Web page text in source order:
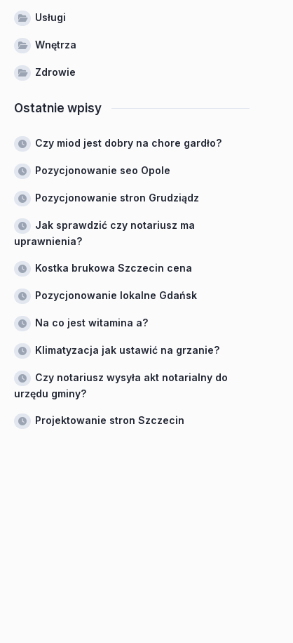
Usługi
Wnętrza
Zdrowie
Ostatnie wpisy
Czy miod jest dobry na chore gardło?
Pozycjonowanie seo Opole
Pozycjonowanie stron Grudziądz
Jak sprawdzić czy notariusz ma
uprawnienia?
Kostka brukowa Szczecin cena
Pozycjonowanie lokalne Gdańsk
Na co jest witamina a?
Klimatyzacja jak ustawić na grzanie?
Czy notariusz wysyła akt notarialny do
urzędu gminy?
Projektowanie stron Szczecin